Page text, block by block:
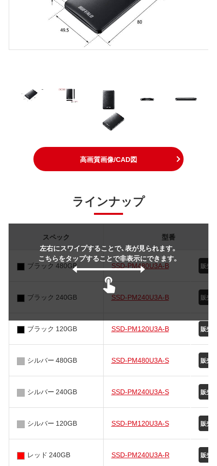
高画質画像/CAD図
ラインナップ
左右にスワイプすることで、表が見られます。
こちらをタップすることで非表示にできます。
スペック 型番
ブラック 480GB SSD-PM480U3A-B
ブラック 240GB SSD-PM240U3A-B
ブラック 120GB SSD-PM120U3A-B
シルバー 480GB SSD-PM480U3A-S
シルバー 240GB SSD-PM240U3A-S
シルバー 120GB SSD-PM120U3A-S
レッド 240GB SSD-PM240U3A-R